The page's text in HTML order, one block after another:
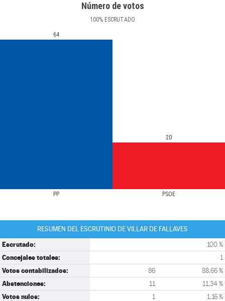
Número de votos
100% ESCRUTADO
PP PSOE
64
20
RESUMEN DEL ESCRUTINIO DE VILLAR DE FALLAVES
Escrutado: 100 %
Concejales totales: 1
Votos contabilizados: 86 88,66 %
Abstenciones: 11 11,34 %
Votos nulos: 1 1,16 %